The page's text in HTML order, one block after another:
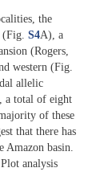
the
S4A), a
(Rogers,
western (Fig.
allelic
a total of eight
of these
that there has
Amazon basin.
analysis